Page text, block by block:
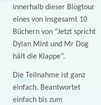
innerhalb dieser Blogtour
eines von insgesamt 10
Büchern von “Jetzt spricht
Dylan Mint und Mr Dog
hält die Klappe”.
Die Teilnahme ist ganz
einfach. Beantwortet
einfach bis zum